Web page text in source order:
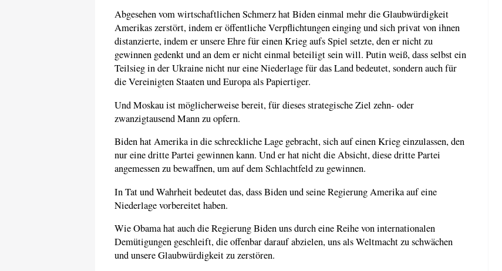
Abgesehen vom wirtschaftlichen Schmerz hat Biden einmal mehr die Glaubwürdigkeit
Amerikas zerstört, indem er öffentliche Verpflichtungen einging und sich privat von ihnen
distanzierte, indem er unsere Ehre für einen Krieg aufs Spiel setzte, den er nicht zu
gewinnen gedenkt und an dem er nicht einmal beteiligt sein will. Putin weiß, dass selbst ein
Teilsieg in der Ukraine nicht nur eine Niederlage für das Land bedeutet, sondern auch für
die Vereinigten Staaten und Europa als Papiertiger.
Und Moskau ist möglicherweise bereit, für dieses strategische Ziel zehn- oder
zwanzigtausend Mann zu opfern.
Biden hat Amerika in die schreckliche Lage gebracht, sich auf einen Krieg einzulassen, den
nur eine dritte Partei gewinnen kann. Und er hat nicht die Absicht, diese dritte Partei
angemessen zu bewaffnen, um auf dem Schlachtfeld zu gewinnen.
In Tat und Wahrheit bedeutet das, dass Biden und seine Regierung Amerika auf eine
Niederlage vorbereitet haben.
Wie Obama hat auch die Regierung Biden uns durch eine Reihe von internationalen
Demütigungen geschleift, die offenbar darauf abzielen, uns als Weltmacht zu schwächen
und unsere Glaubwürdigkeit zu zerstören.